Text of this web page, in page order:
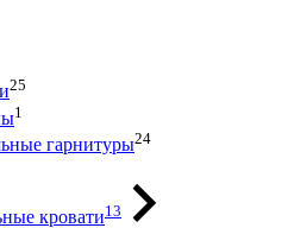
25
1
гарнитуры24
кровати13